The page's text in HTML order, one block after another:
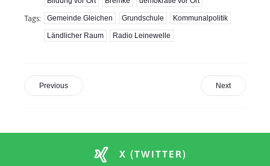
Tags: Gemeinde Gleichen Grundschule Kommunalpolitik
Ländlicher Raum Radio Leinewelle
Previous Next
X (TWITTER)